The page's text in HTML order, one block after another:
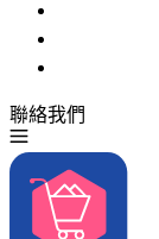
聯絡我們